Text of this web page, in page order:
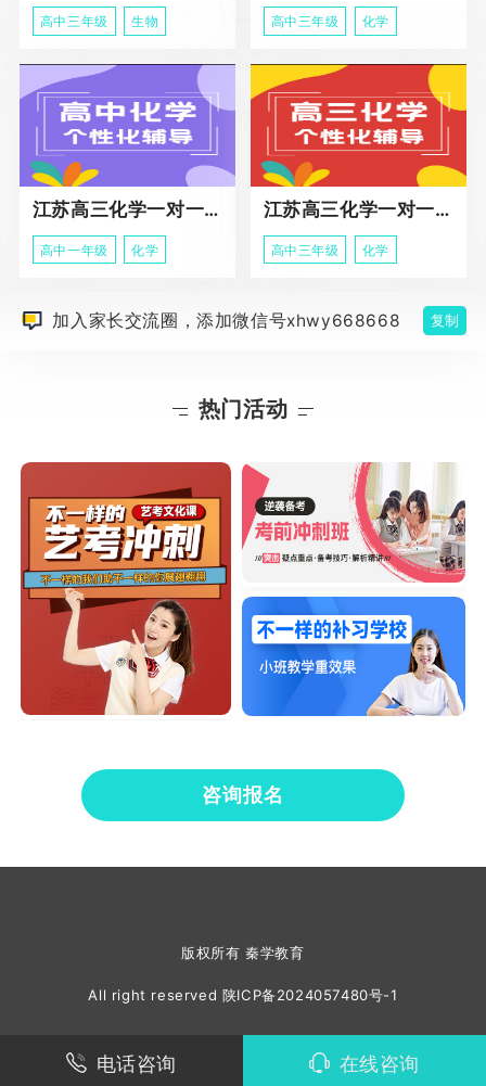
高中三年级 生物 高中三年级 化学
江苏高三化学一对一个性化辅导
高中一年级 化学
江苏高三化学一对一冲刺辅导课程
高中三年级 化学
加入家长交流圈，添加微信号xhwy668668 复制
热门活动
咨询报名
版权所有 秦学教育
All right reserved 陕ICP备2024057480号-1
电话咨询 在线咨询